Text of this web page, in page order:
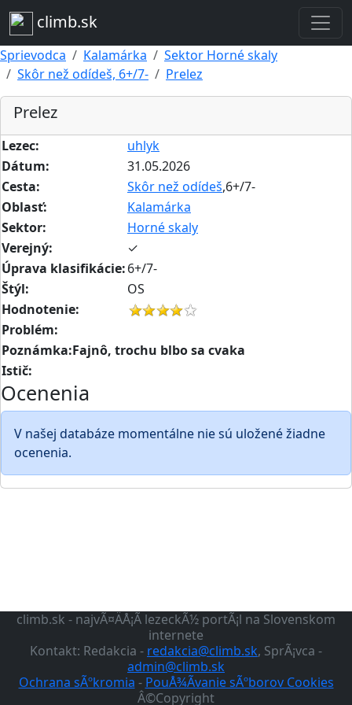
climb.sk
Sprievodca Kalamárka
Sektor Horné skaly
Skôr než odídeš, 6+/7-
Prelez
Prelez
Lezec:
uhlyk
Dátum:
31.05.2026
Cesta:
Skôr než odídeš,6+/7-
Oblasť:
Kalamárka
Sektor:
Horné skaly
Verejný:
✓
Úprava klasifikácie:6+/7-
Štýl:
OS
Hodnotenie:
Problém:
Poznámka:Fajnô, trochu blbo sa cvaka
Istič:
Ocenenia
V našej databáze momentálne nie sú uložené žiadne
ocenenia.
climb.sk - najvÃ¤ÄÅ¡Ã­ lezeckÃ½ portÃ¡l na Slovenskom
internete
Kontakt: Redakcia - redakcia@climb.sk, SprÃ¡vca -
admin@climb.sk
Ochrana sÃºkromia - PouÅ¾Ã­vanie sÃºborov Cookies
Â©Copyright